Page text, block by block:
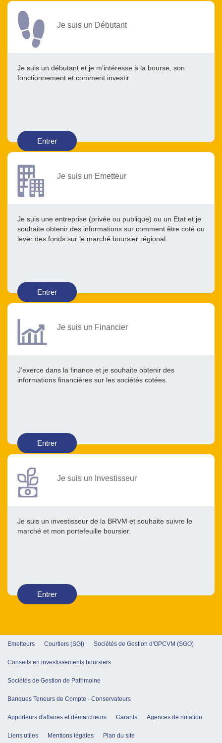
Je suis un Débutant
Je suis un débutant et je m’intéresse à la bourse, son
fonctionnement et comment investir.
Entrer
Je suis un Emetteur
Je suis une entreprise (privée ou publique) ou un Etat et je
souhaite obtenir des informations sur comment être coté ou
lever des fonds sur le marché boursier régional.
Entrer
Je suis un Financier
J’exerce dans la finance et je souhaite obtenir des
informations financières sur les sociétés cotées.
Entrer
Je suis un Investisseur
Je suis un investisseur de la BRVM et souhaite suivre le
marché et mon portefeuille boursier.
Entrer
Emetteurs Courtiers (SGI) Sociétés de Gestion d'OPCVM (SGO)
Conseils en investissements boursiers
Sociétés de Gestion de Patrimoine
Banques Teneurs de Compte - Conservateurs
Apporteurs d'affaires et démarcheurs Garants Agences de notation
Liens utiles Mentions légales Plan du site